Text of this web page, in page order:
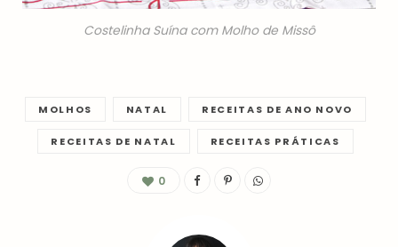
Costelinha Suína com Molho de Missô
MOLHOS NATAL RECEITAS DE ANO NOVO
RECEITAS DE NATAL RECEITAS PRÁTICAS
0